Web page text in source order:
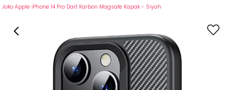
Joko Apple iPhone 14 Pro Dart Karbon Magsafe Kapak - Siyah